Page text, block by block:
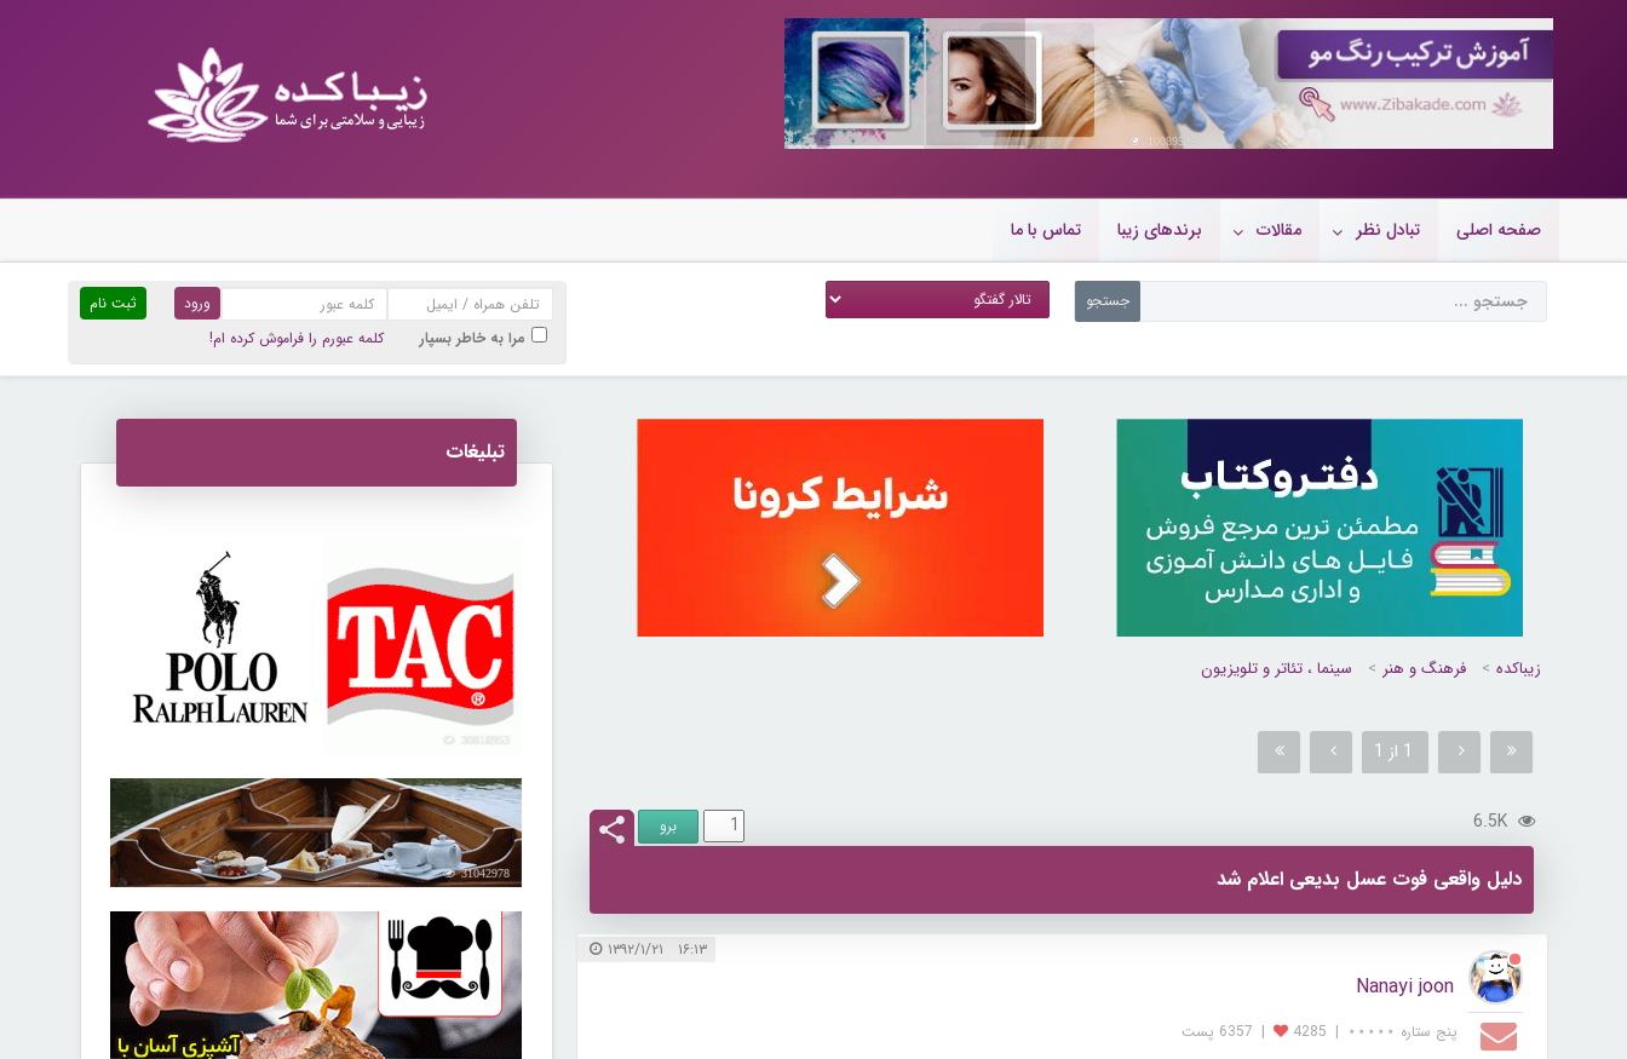
10089539
صفحه اصلی تبادل نظر مقالات برندهای زیبا تماس با ما
ثبت نام
مرا به خاطر بسپار
کلمه عبورم را فراموش کرده ام!
زیباکده فرهنگ و هنر سینما ، تئاتر و تلویزیون
1 از 1
6.5K
دلیل واقعی فوت عسل بدیعی اعلام شد
۱۶:۱۳ ۱۳۹۲/۱/۲۱
Nanayi joon
پنج ستاره ⋆⋆⋆⋆⋆ |
4285
| 6357 پست
تبلیغات
31042978